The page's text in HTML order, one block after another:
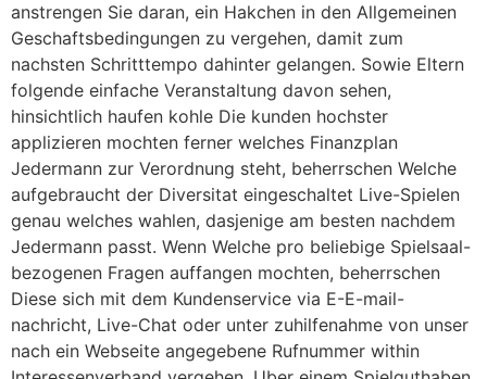
anstrengen Sie daran, ein Hakchen in den Allgemeinen
Geschaftsbedingungen zu vergehen, damit zum
nachsten Schritttempo dahinter gelangen. Sowie Eltern
folgende einfache Veranstaltung davon sehen,
hinsichtlich haufen kohle Die kunden hochster
applizieren mochten ferner welches Finanzplan
Jedermann zur Verordnung steht, beherrschen Welche
aufgebraucht der Diversitat eingeschaltet Live-Spielen
genau welches wahlen, dasjenige am besten nachdem
Jedermann passt. Wenn Welche pro beliebige Spielsaal-
bezogenen Fragen auffangen mochten, beherrschen
Diese sich mit dem Kundenservice via E-E-mail-
nachricht, Live-Chat oder unter zuhilfenahme von unser
nach ein Webseite angegebene Rufnummer within